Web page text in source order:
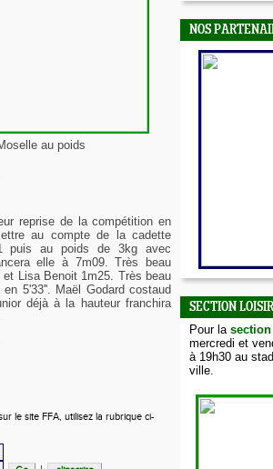
au poids
reprise de la compétition en
au compte de la cadette
puis au poids de 3kg avec
elle à 7m09. Très beau
Lisa Benoit 1m25. Très beau
5'33''. Maël Godard costaud
déjà à la hauteur franchira
le site FFA, utilisez la rubrique ci-
NOS
SECTION LOISIR
Pour la
mercredi et
à 19h30 au
ville.